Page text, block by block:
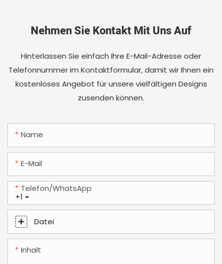
Nehmen Sie Kontakt Mit Uns Auf
Hinterlassen Sie einfach Ihre E-Mail-Adresse oder
Telefonnummer im Kontaktformular, damit wir Ihnen ein
kostenloses Angebot für unsere vielfältigen Designs
zusenden können.
Name
E-Mail
+1
Telefon/WhatsApp
Datei
Inhalt